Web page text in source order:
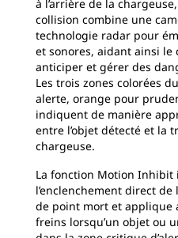
à l’arrière de la
collision combine une
technologie radar pour
et sonores, aidant ainsi le
anticiper et gérer des
Les trois zones colorées
alerte, orange pour
indiquent de manière
entre l’objet détecté et la
chargeuse.
La fonction Motion Inhibit
l’enclenchement direct
de point mort et applique
freins lorsqu’un objet ou